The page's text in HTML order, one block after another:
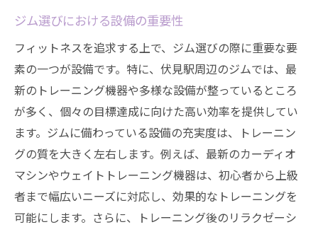
ジム選びにおける設備の重要性
フィットネスを追求する上で、ジム選びの際に重要な要
素の一つが設備です。特に、伏見駅周辺のジムでは、最
新のトレーニング機器や多様な設備が整っているところ
が多く、個々の目標達成に向けた高い効率を提供してい
ます。ジムに備わっている設備の充実度は、トレーニン
グの質を大きく左右します。例えば、最新のカーディオ
マシンやウェイトトレーニング機器は、初心者から上級
者まで幅広いニーズに対応し、効果的なトレーニングを
可能にします。さらに、トレーニング後のリラクゼーシ